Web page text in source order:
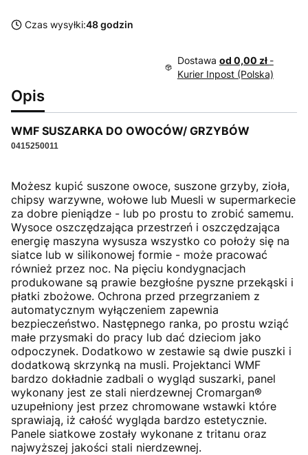
Czas wysyłki:48 godzin
Dostawa od 0,00 zł -
Kurier Inpost (Polska)
Opis
WMF SUSZARKA DO OWOCÓW/ GRZYBÓW
0415250011
Możesz kupić suszone owoce, suszone grzyby, zioła,
chipsy warzywne, wołowe lub Muesli w supermarkecie
za dobre pieniądze - lub po prostu to zrobić samemu.
Wysoce oszczędzająca przestrzeń i oszczędzająca
energię maszyna wysusza wszystko co położy się na
siatce lub w silikonowej formie - może pracować
również przez noc. Na pięciu kondygnacjach
produkowane są prawie bezgłośne pyszne przekąski i
płatki zbożowe. Ochrona przed przegrzaniem z
automatycznym wyłączeniem zapewnia
bezpieczeństwo. Następnego ranka, po prostu wziąć
małe przysmaki do pracy lub dać dzieciom jako
odpoczynek. Dodatkowo w zestawie są dwie puszki i
dodatkową skrzynką na musli. Projektanci WMF
bardzo dokładnie zadbali o wygląd suszarki, panel
wykonany jest ze stali nierdzewnej Cromargan®
uzupełniony jest przez chromowane wstawki które
sprawiają, iż całość wygląda bardzo estetycznie.
Panele siatkowe zostały wykonane z tritanu oraz
najwyższej jakości stali nierdzewnej.